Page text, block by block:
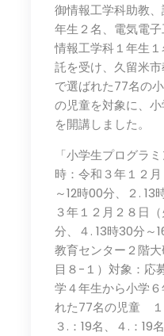
御情報工学科助教
年生２名、電気電
情報工学科１年生
託を受け、久留米
で選ばれた77名の
の児童を対象に、
を開講しました。
「小学生プログラ
時：令和３年１２
～12時00分、２.
３年１２月２８日
分、４. 13時30分～
教育センター２階
目８-１）対象：応
学４年生から小学
れた77名の児童 １.
３.：19名、４.：19